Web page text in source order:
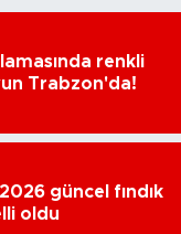
renkli
Trabzon'da!
güncel fındık
oldu